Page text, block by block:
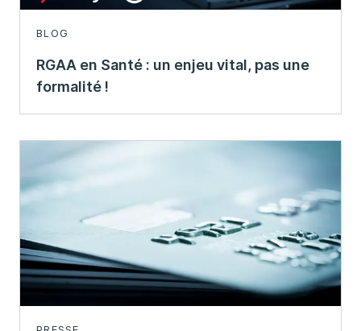
BLOG
RGAA en Santé : un enjeu vital, pas une
formalité !